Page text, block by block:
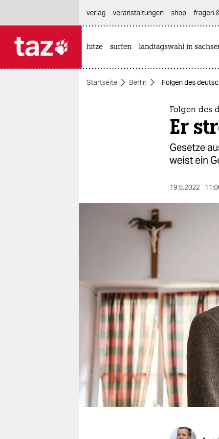
themen
verlag
verlag
veranstaltungen
fragen & hilfe
unterstützen
verlag
veranstaltungen shop fragen
hitze surfen landtagswahl in
Startseite Berlin Folgen des
Folgen des
Er
Gesetze
weist ein
19.5.2022